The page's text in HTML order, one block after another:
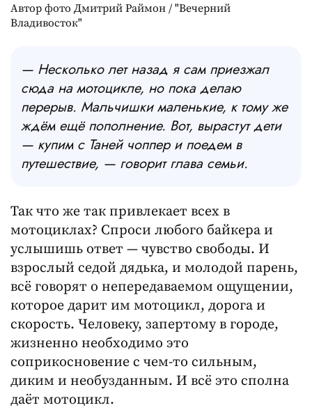
Автор фото Дмитрий Раймон / "Вечерний
Владивосток"
— Несколько лет назад я сам приезжал
сюда на мотоцикле, но пока делаю
перерыв. Мальчишки маленькие, к тому же
ждём ещё пополнение. Вот, вырастут дети
— купим с Таней чоппер и поедем в
путешествие, — говорит глава семьи.
Так что же так привлекает всех в
мотоциклах? Спроси любого байкера и
услышишь ответ — чувство свободы. И
взрослый седой дядька, и молодой парень,
всё говорят о непередаваемом ощущении,
которое дарит им мотоцикл, дорога и
скорость. Человеку, запертому в городе,
жизненно необходимо это
соприкосновение с чем-то сильным,
диким и необузданным. И всё это сполна
даёт мотоцикл.